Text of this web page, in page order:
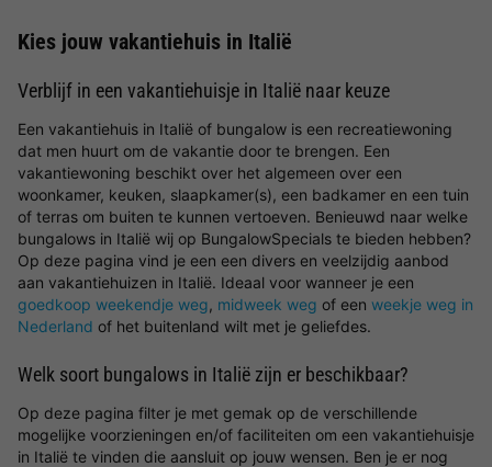
Kies jouw vakantiehuis in Italië
Verblijf in een vakantiehuisje in Italië naar keuze
Een vakantiehuis in Italië of bungalow is een recreatiewoning
dat men huurt om de vakantie door te brengen. Een
vakantiewoning beschikt over het algemeen over een
woonkamer, keuken, slaapkamer(s), een badkamer en een tuin
of terras om buiten te kunnen vertoeven. Benieuwd naar welke
bungalows in Italië wij op BungalowSpecials te bieden hebben?
Op deze pagina vind je een een divers en veelzijdig aanbod
aan vakantiehuizen in Italië. Ideaal voor wanneer je een
goedkoop weekendje weg, midweek weg of een weekje weg in
Nederland of het buitenland wilt met je geliefdes.
Welk soort bungalows in Italië zijn er beschikbaar?
Op deze pagina filter je met gemak op de verschillende
mogelijke voorzieningen en/of faciliteiten om een vakantiehuisje
in Italië te vinden die aansluit op jouw wensen. Ben je er nog